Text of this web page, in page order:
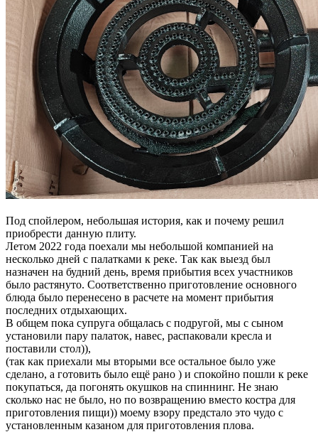
Под спойлером, небольшая история, как и почему решил
приобрести данную плиту.
Летом 2022 года поехали мы небольшой компанией на
несколько дней с палатками к реке. Так как выезд был
назначен на будний день, время прибытия всех участников
было растянуто. Соответственно приготовление основного
блюда было перенесено в расчете на момент прибытия
последних отдыхающих.
В общем пока супруга общалась с подругой, мы с сыном
установили пару палаток, навес, распаковали кресла и
поставили стол)),
(так как приехали мы вторыми все остальное было уже
сделано, а готовить было ещё рано ) и спокойно пошли к реке
покупаться, да погонять окушков на спиннинг. Не знаю
сколько нас не было, но по возвращению вместо костра для
приготовления пищи)) моему взору предстало это чудо с
установленным казаном для приготовления плова.